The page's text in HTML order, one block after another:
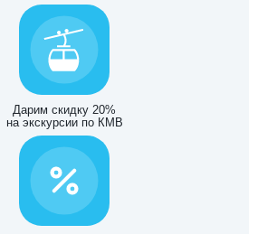
Дарим скидку 20%
на экскурсии по КМВ